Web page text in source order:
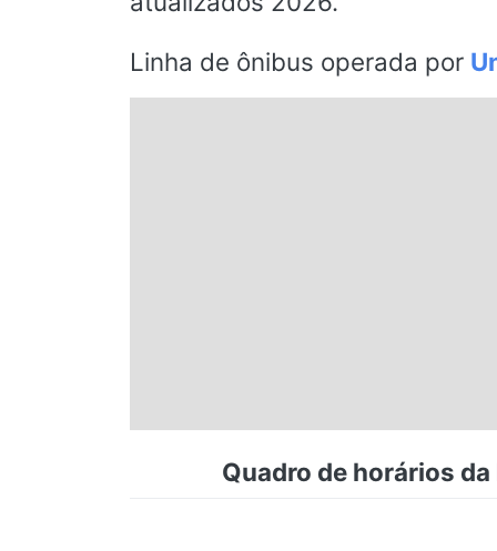
Espírito Santo
Nordeste
Linha de ônibus operada por
Quadro de horários